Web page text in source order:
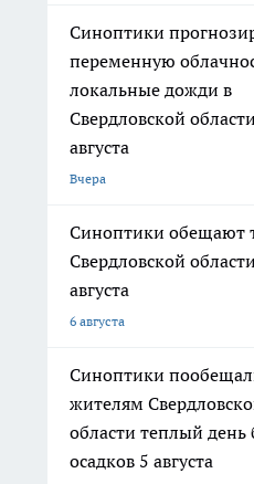
Синоптики
переменную
локальные дожди в
Свердловской
августа
Вчера
Синоптики обещают
Свердловской
августа
6 августа
Синоптики
жителям
области теплый день
осадков 5 августа